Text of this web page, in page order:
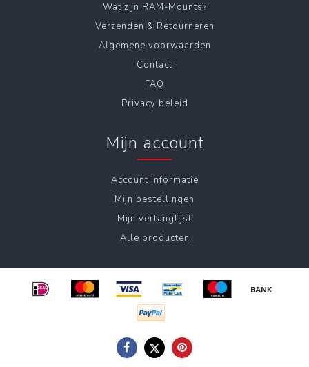
Wat zijn RAM-Mounts?
Verzenden & Retourneren
Algemene voorwaarden
Contact
FAQ
Privacy beleid
Mijn account
Account informatie
Mijn bestellingen
Mijn verlanglijst
Alle producten